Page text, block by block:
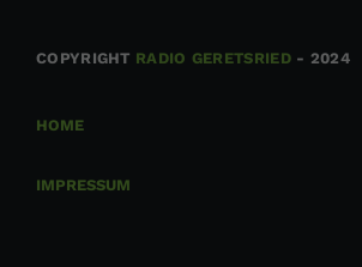
COPYRIGHT RADIO GERETSRIED- 2024
HOME
IMPRESSUM